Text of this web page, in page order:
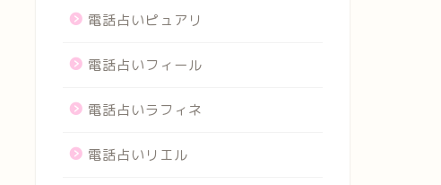
電話占いピュアリ
電話占いフィール
電話占いラフィネ
電話占いリエル